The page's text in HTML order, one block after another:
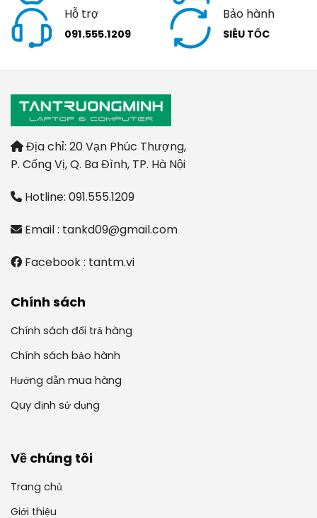
Hỗ trợ
091.555.1209
Bảo hành
SIÊU TỐC
Địa chỉ: 20 Vạn Phúc Thượng,
P. Cống Vị, Q. Ba Đình, TP. Hà Nội
Hotline: 091.555.1209
Email : tankd09@gmail.com
Facebook : tantm.vi
Chính sách
Chính sách đổi trả hàng
Chính sách bảo hành
Hướng dẫn mua hàng
Quy định sử dụng
Về chúng tôi
Trang chủ
Giới thiệu